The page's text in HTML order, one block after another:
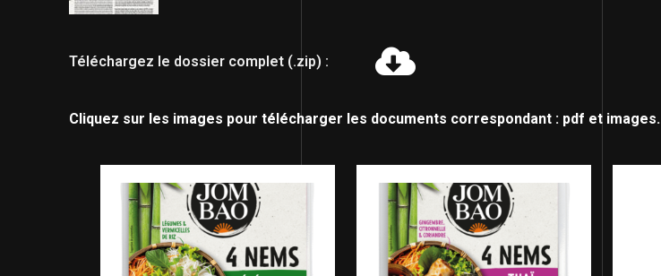
Téléchargez le dossier complet (.zip) :
Cliquez sur les images pour télécharger les documents correspondant : pdf et images.